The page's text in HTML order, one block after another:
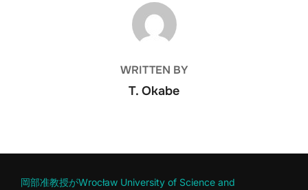
POST AUTHOR
WRITTEN BY
T. Okabe
岡部准教授がWrocław University of Science and